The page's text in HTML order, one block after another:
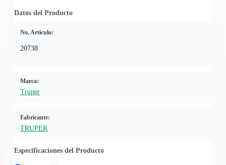
Datos del Producto
No. Artículo:
20738
Marca:
Truper
Fabricante:
TRUPER
Especificaciones del Producto